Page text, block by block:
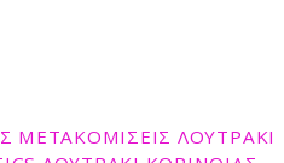
ΜΕΤΑΚΟΜΙΣΕΙΣ ΛΟΥΤΡΑΚΙ